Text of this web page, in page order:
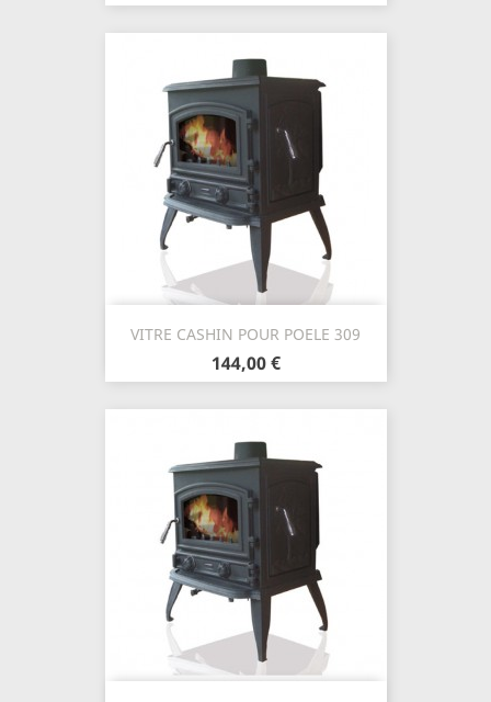
VITRE CASHIN POUR POELE 309
144,00 €